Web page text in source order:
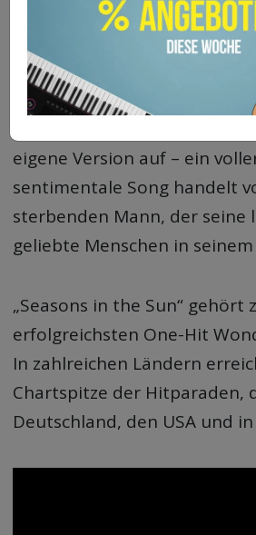
Der Song „Seasons in the
ursprünglich für die Beach
doch sie entschieden sich
eigene Version auf – ein
sentimentale Song handelt
sterbenden Mann, der seine
geliebte Menschen in
„Seasons in the Sun“ gehört
erfolgreichsten One-Hit
In zahlreichen Ländern
Chartspitze der Hitparaden,
Deutschland, den USA und